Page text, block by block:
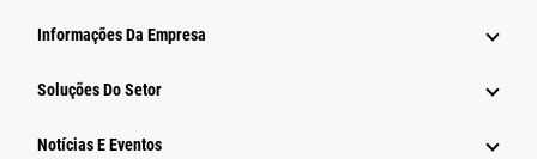
Informações Da Empresa
Soluções Do Setor
Notícias E Eventos